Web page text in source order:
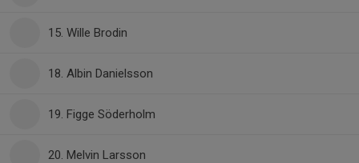
15. Wille Brodin
18. Albin Danielsson
19. Figge Söderholm
20. Melvin Larsson